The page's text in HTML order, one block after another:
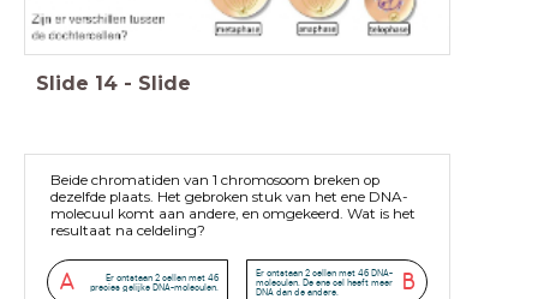
Slide 14 - Slide
Beide chromatiden van 1 chromosoom breken op
dezelfde plaats. Het gebroken stuk van het ene DNA-
molecuul komt aan andere, en omgekeerd. Wat is het
resultaat na celdeling?
A
Er ontstaan 2 cellen met 46
precies gelijke DNA-moleculen.
B
Er ontstaan 2 cellen met 46 DNA-
moleculen. De ene cel heeft meer
DNA dan de andere.